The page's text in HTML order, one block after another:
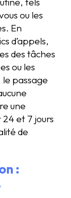
ou les
En
d’appels,
des tâches
ou les
passage
une
et 7 jours
de
: